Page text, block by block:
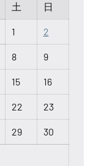
土 日
1 2
8 9
15 16
22 23
29 30